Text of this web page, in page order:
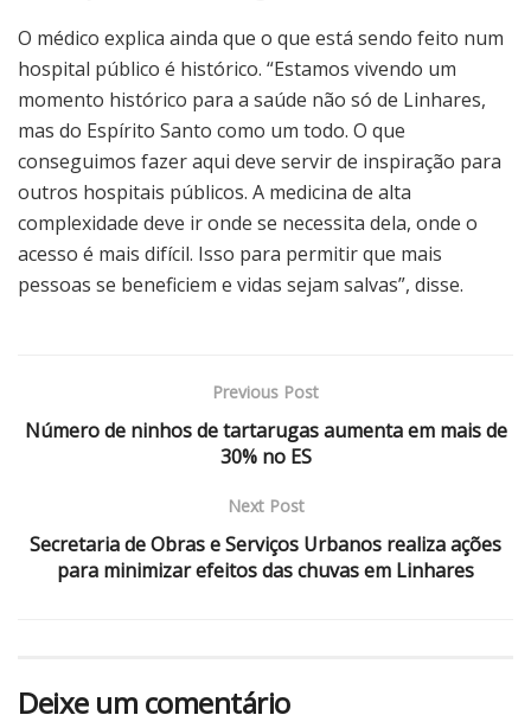
O médico explica ainda que o que está sendo feito num
hospital público é histórico. “Estamos vivendo um
momento histórico para a saúde não só de Linhares,
mas do Espírito Santo como um todo. O que
conseguimos fazer aqui deve servir de inspiração para
outros hospitais públicos. A medicina de alta
complexidade deve ir onde se necessita dela, onde o
acesso é mais difícil. Isso para permitir que mais
pessoas se beneficiem e vidas sejam salvas”, disse.
Previous Post
Número de ninhos de tartarugas aumenta em mais de
30% no ES
Next Post
Secretaria de Obras e Serviços Urbanos realiza ações
para minimizar efeitos das chuvas em Linhares
Deixe um comentário